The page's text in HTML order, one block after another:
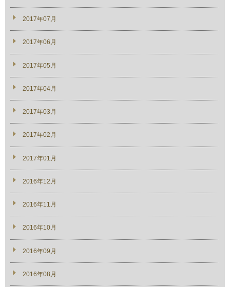
2017年07月
2017年06月
2017年05月
2017年04月
2017年03月
2017年02月
2017年01月
2016年12月
2016年11月
2016年10月
2016年09月
2016年08月